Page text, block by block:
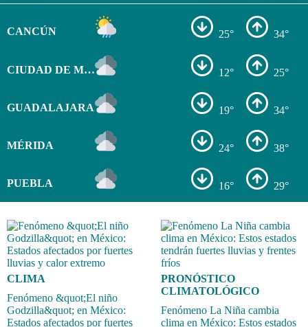
CANCÚN 25° 34°
CIUDAD DE MÉXICO 12° 25°
GUADALAJARA 19° 34°
MÉRIDA 24° 38°
PUEBLA 16° 29°
CLIMA
Fenómeno &quot;El niño
Godzilla&quot; en México:
Estados afectados por fuertes
PRONÓSTICO
CLIMATOLÓGICO
Fenómeno La Niña cambia
clima en México: Estos estados